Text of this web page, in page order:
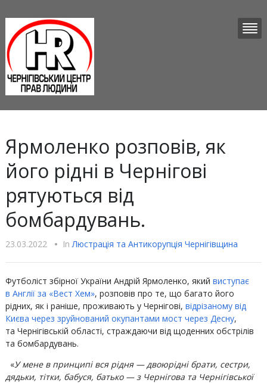
Ярмоленко розповів, як
його рідні в Чернігові
рятуються від
бомбардувань.
23.03.2022 • InЛюстрацiя та Антикорупцiя Чернігівщина
Футболіст збірної України Андрій Ярмоленко, який виступає
в Англії за «Вест Хем», розповів про те, що багато його
рідних, як і раніше, проживають у Чернігові, відрізаному від
Києва через зруйнований окупантами мост через Десну,
та Чернігівській області, страждаючи від щоденних обстрілів
та бомбардувань.
«У мене в принципі вся рідня — двоюрідні брати, сестри,
дядьки, тітки, бабуся, батько — з Чернігова та Чернігівської